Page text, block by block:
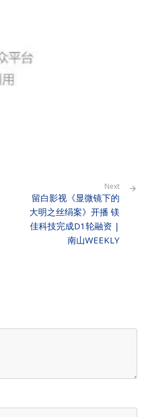
Next
留白影视《显微镜下的
大明之丝绢案》开播 镁
佳科技完成D1轮融资 |
南山WEEKLY